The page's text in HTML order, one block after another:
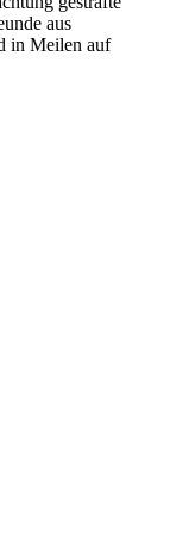
aus
in Meilen auf